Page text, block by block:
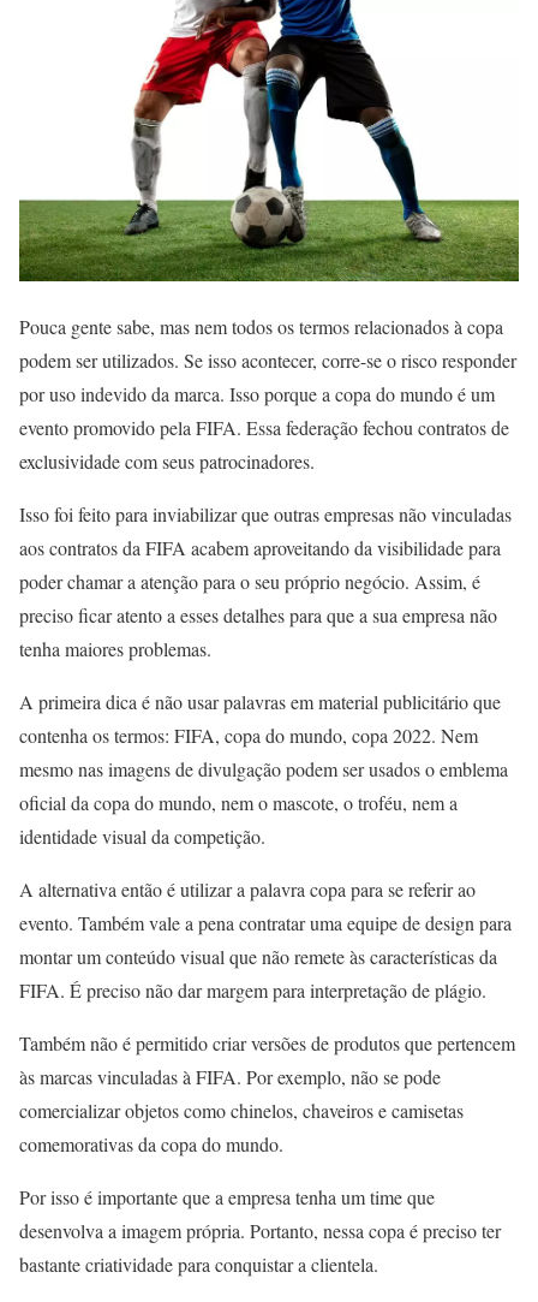
Pouca gente sabe, mas nem todos os termos relacionados à copa
podem ser utilizados. Se isso acontecer, corre-se o risco responder
por uso indevido da marca. Isso porque a copa do mundo é um
evento promovido pela FIFA. Essa federação fechou contratos de
exclusividade com seus patrocinadores.
Isso foi feito para inviabilizar que outras empresas não vinculadas
aos contratos da FIFA acabem aproveitando da visibilidade para
poder chamar a atenção para o seu próprio negócio. Assim, é
preciso ficar atento a esses detalhes para que a sua empresa não
tenha maiores problemas.
A primeira dica é não usar palavras em material publicitário que
contenha os termos: FIFA, copa do mundo, copa 2022. Nem
mesmo nas imagens de divulgação podem ser usados o emblema
oficial da copa do mundo, nem o mascote, o troféu, nem a
identidade visual da competição.
A alternativa então é utilizar a palavra copa para se referir ao
evento. Também vale a pena contratar uma equipe de design para
montar um conteúdo visual que não remete às características da
FIFA. É preciso não dar margem para interpretação de plágio.
Também não é permitido criar versões de produtos que pertencem
às marcas vinculadas à FIFA. Por exemplo, não se pode
comercializar objetos como chinelos, chaveiros e camisetas
comemorativas da copa do mundo.
Por isso é importante que a empresa tenha um time que
desenvolva a imagem própria. Portanto, nessa copa é preciso ter
bastante criatividade para conquistar a clientela.